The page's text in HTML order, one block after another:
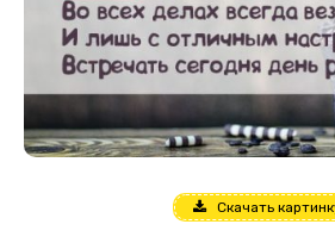
Скачать